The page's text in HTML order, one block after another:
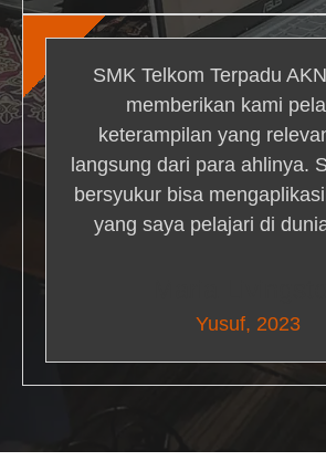
SMK Telkom Terpadu
memberikan kami
keterampilan yang
langsung dari para ahlinya.
bersyukur bisa
yang saya pelajari di
Yusuf, 2023